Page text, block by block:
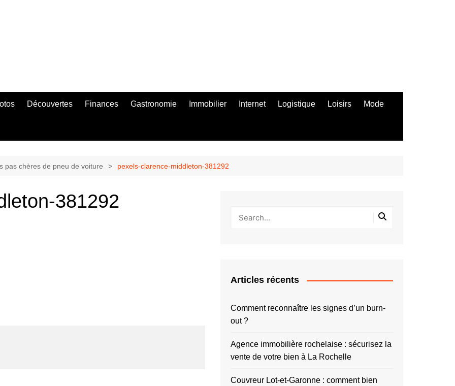
Découvertes Finances Gastronomie Immobilier Internet Logistique Loisirs Mode
pas chères de pneu de voiture pexels-clarence-middleton-381292
381292
Articles récents
Comment reconnaître les signes d’un burn-
out ?
Agence immobilière rochelaise : sécurisez la
vente de votre bien à La Rochelle
Couvreur Lot-et-Garonne : comment bien